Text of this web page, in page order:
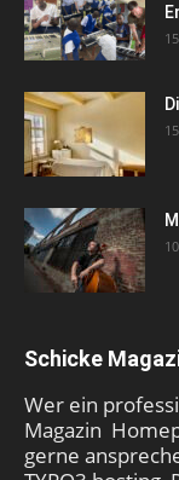
Schicke
Wer ein
Magazin
gerne